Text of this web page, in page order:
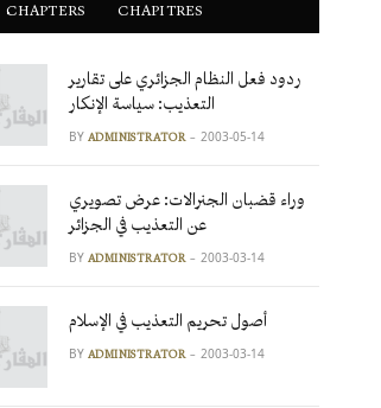
ْCHAPTERS CHAPITRES
ردود فعل النظام الجزائري على تقارير
التعذيب: سياسة الإنكار
BY ADMINISTRATOR 2003-05-14
وراء قضبان الجنرالات: عرض تصويري
عن التعذيب في الجزائر
BY ADMINISTRATOR 2003-03-14
أصول تحريم التعذيب في الإسلام
BY ADMINISTRATOR 2003-03-14